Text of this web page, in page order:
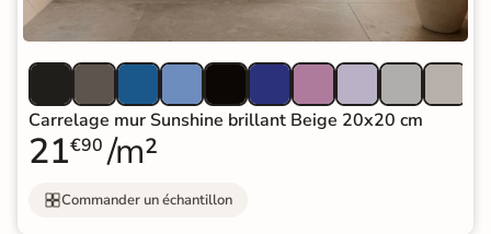
Carrelage mur Sunshine brillant Beige 20x20 cm
21€90 /m²
Commander un échantillon